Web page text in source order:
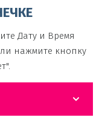
Дату и Время
нажмите кнопку